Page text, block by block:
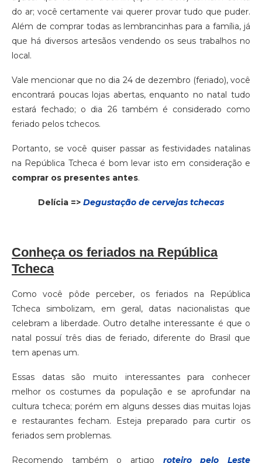
do ar; você certamente vai querer provar tudo que puder.
Além de comprar todas as lembrancinhas para a família, já
que há diversos artesãos vendendo os seus trabalhos no
local.
Vale mencionar que no dia 24 de dezembro (feriado), você
encontrará poucas lojas abertas, enquanto no natal tudo
estará fechado; o dia 26 também é considerado como
feriado pelos tchecos.
Portanto, se você quiser passar as festividades natalinas
na República Tcheca é bom levar isto em consideração e
comprar os presentes antes.
Delícia => Degustação de cervejas tchecas
Conheça os feriados na República
Tcheca
Como você pôde perceber, os feriados na República
Tcheca simbolizam, em geral, datas nacionalistas que
celebram a liberdade. Outro detalhe interessante é que o
natal possuí três dias de feriado, diferente do Brasil que
tem apenas um.
Essas datas são muito interessantes para conhecer
melhor os costumes da população e se aprofundar na
cultura tcheca; porém em alguns desses dias muitas lojas
e restaurantes fecham. Esteja preparado para curtir os
feriados sem problemas.
Recomendo também o artigo roteiro pelo Leste